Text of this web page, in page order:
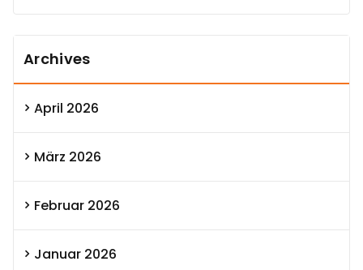
Archives
April 2026
März 2026
Februar 2026
Januar 2026